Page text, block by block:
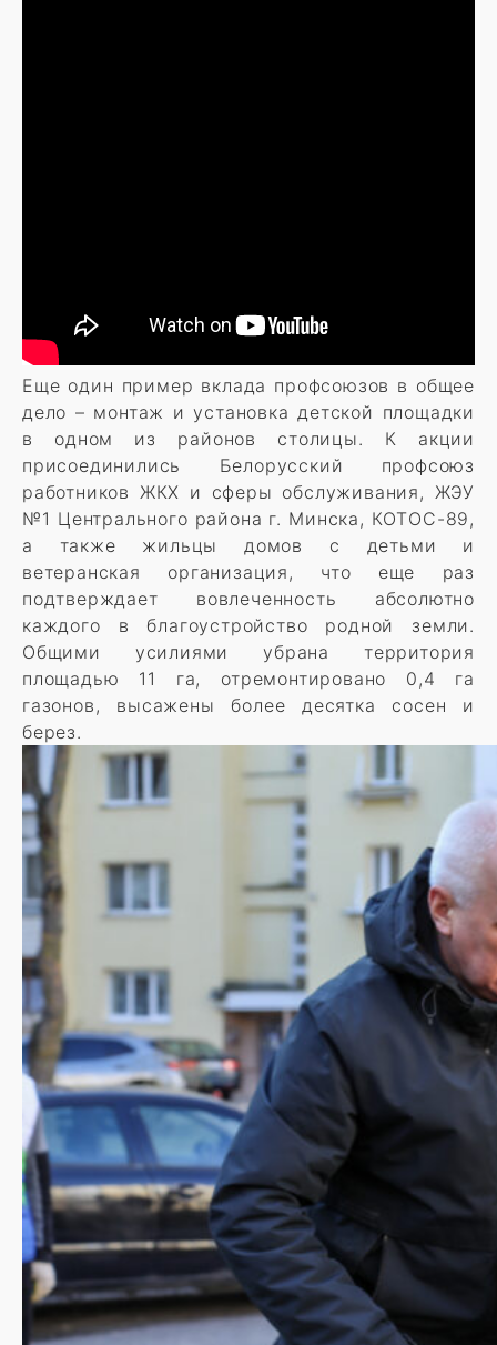
Еще один пример вклада профсоюзов в общее
дело – монтаж и установка детской площадки
в одном из районов столицы. К акции
присоединились Белорусский профсоюз
работников ЖКХ и сферы обслуживания, ЖЭУ
№1 Центрального района г. Минска, КОТОС-89,
а также жильцы домов с детьми и
ветеранская организация, что еще раз
подтверждает вовлеченность абсолютно
каждого в благоустройство родной земли.
Общими усилиями убрана территория
площадью 11 га, отремонтировано 0,4 га
газонов, высажены более десятка сосен и
берез.